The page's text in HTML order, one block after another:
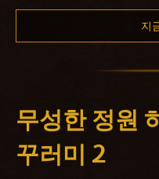
지
무성한 정원
꾸러미 2